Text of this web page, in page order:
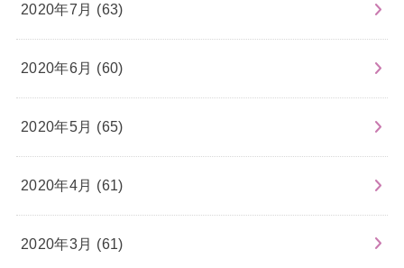
2020年7月 (63)
2020年6月 (60)
2020年5月 (65)
2020年4月 (61)
2020年3月 (61)